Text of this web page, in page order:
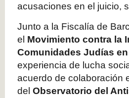
acusaciones en el juicio,
Junto a la Fiscalía de
el Movimiento contra la
Comunidades Judías
experiencia de lucha
acuerdo de colaboración
del Observatorio del